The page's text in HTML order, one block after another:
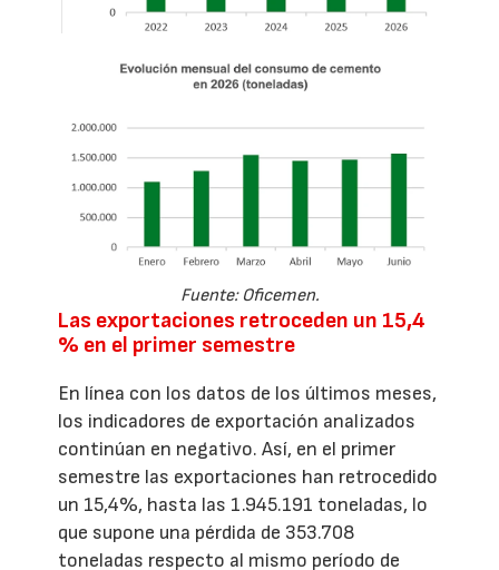
Fuente: Oficemen.
Las exportaciones retroceden un 15,4
% en el primer semestre
En línea con los datos de los últimos meses,
los indicadores de exportación analizados
continúan en negativo. Así, en el primer
semestre las exportaciones han retrocedido
un 15,4%, hasta las 1.945.191 toneladas, lo
que supone una pérdida de 353.708
toneladas respecto al mismo período de